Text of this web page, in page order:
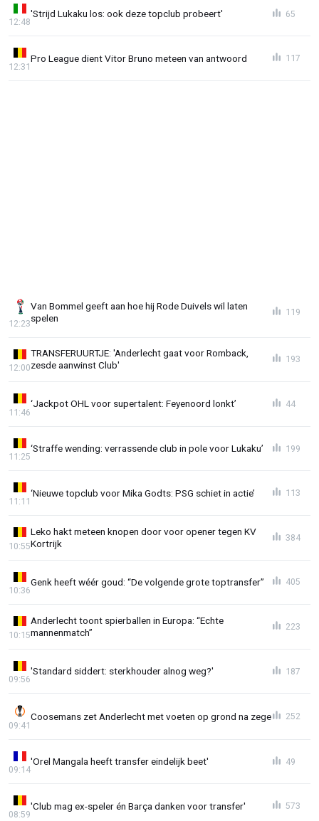
'Strijd Lukaku los: ook deze topclub probeert'
12:48
65
Pro League dient Vitor Bruno meteen van antwoord
12:31
117
Van Bommel geeft aan hoe hij Rode Duivels wil laten
spelen
12:23
119
TRANSFERUURTJE: 'Anderlecht gaat voor Romback,
zesde aanwinst Club'
12:00
193
‘Jackpot OHL voor supertalent: Feyenoord lonkt’
11:46
44
‘Straffe wending: verrassende club in pole voor Lukaku’
11:25
199
‘Nieuwe topclub voor Mika Godts: PSG schiet in actie’
11:11
113
Leko hakt meteen knopen door voor opener tegen KV
Kortrijk
10:55
384
Genk heeft wéér goud: “De volgende grote toptransfer”
10:36
405
Anderlecht toont spierballen in Europa: “Echte
mannenmatch”
10:15
223
'Standard siddert: sterkhouder alnog weg?'
09:56
187
Coosemans zet Anderlecht met voeten op grond na zege
09:41
252
'Orel Mangala heeft transfer eindelijk beet'
09:14
49
'Club mag ex-speler én Barça danken voor transfer'
08:59
573